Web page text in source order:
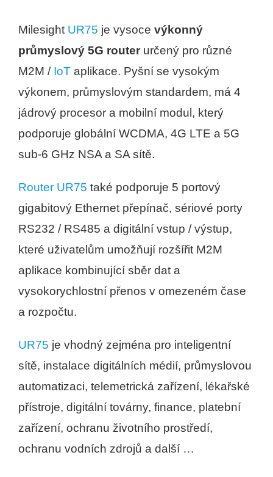
Milesight UR75 je vysoce výkonný
průmyslový 5G router určený pro různé
M2M / IoTaplikace. Pyšní se vysokým
výkonem, průmyslovým standardem, má 4
jádrový procesor a mobilní modul, který
podporuje globální WCDMA, 4G LTE a 5G
sub-6 GHz NSA a SA sítě.
Router UR75 také podporuje 5 portový
gigabitový Ethernet přepínač, sériové porty
RS232 / RS485 a digitální vstup /výstup,
které uživatelům umožňují rozšířit M2M
aplikace kombinující sběr dat a
vysokorychlostní přenos v omezeném čase
a rozpočtu.
UR75 je vhodný zejména pro inteligentní
sítě, instalace digitálních médií, průmyslovou
automatizaci, telemetrická zařízení, lékařské
přístroje, digitální továrny, finance, platební
zařízení, ochranu životního prostředí,
ochranu vodních zdrojů a další …